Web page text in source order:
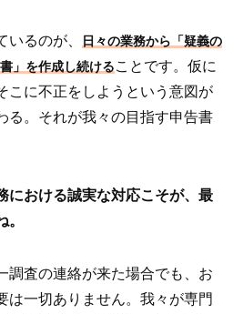
るのが、
日々の業務から「疑義の
」を作成し続ける ことです。仮に
こに不正をしようという意図が
る。それが我々の目指す申告書
おける誠実な対応こそが、最
調査の連絡が来た場合でも、お
は一切ありません。我々が専門